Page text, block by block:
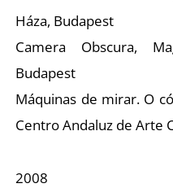
Háza, Budapest
Camera Obscura,
Budapest
Máquinas de mirar. O
Centro Andaluz de Arte
2008